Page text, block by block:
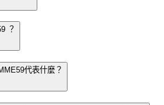
？
代表什麼？